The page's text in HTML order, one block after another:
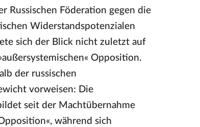
Russischen Föderation gegen die
Widerstandspotenzialen
sich der Blick nicht zuletzt auf
Opposition.
der russischen
vorweisen: Die
seit der Machtübernahme
während sich